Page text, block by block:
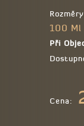
100 Ml
Při
Cena: